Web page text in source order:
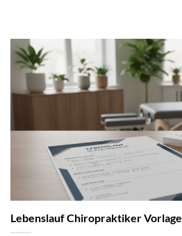
Lebenslauf Chiropraktiker Vorlage